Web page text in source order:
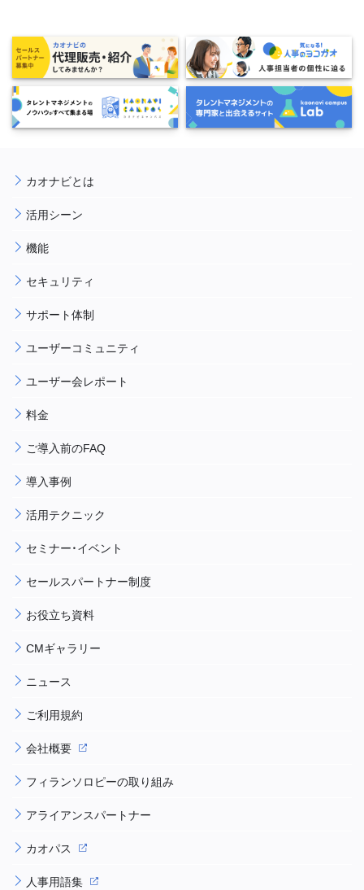
カオナビとは
活用シーン
機能
セキュリティ
サポート体制
ユーザーコミュニティ
ユーザー会レポート
料金
ご導入前のFAQ
導入事例
活用テクニック
セミナー・イベント
セールスパートナー制度
お役立ち資料
CMギャラリー
ニュース
ご利用規約
会社概要
フィランソロピーの取り組み
アライアンスパートナー
カオパス
人事用語集